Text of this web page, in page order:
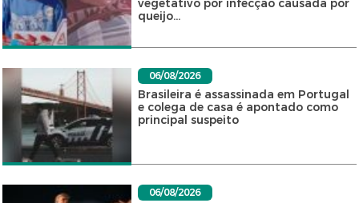
vegetativo por infecção causada por
queijo...
06/08/2026
Brasileira é assassinada em Portugal
e colega de casa é apontado como
principal suspeito
06/08/2026